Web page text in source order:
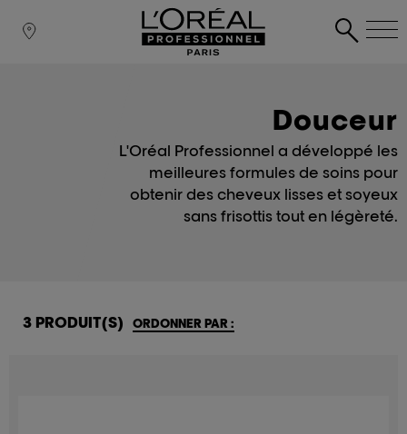
Douceur
L'Oréal Professionnel a développé les
meilleures formules de soins pour
obtenir des cheveux lisses et soyeux
sans frisottis tout en légèreté.
3 PRODUIT(S) ORDONNER PAR :